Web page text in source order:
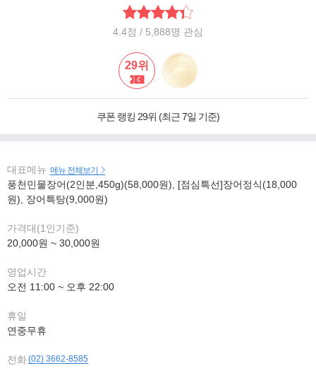
4.4점 / 5,888명 관심
29위
쿠폰 랭킹 29위 (최근 7일 기준)
대표메뉴 메뉴 전체보기
풍천민물장어(2인분,450g)(58,000원), [점심특선]장어정식(18,000
원), 장어특탕(9,000원)
가격대(1인기준)
20,000원 ~ 30,000원
영업시간
오전 11:00 ~ 오후 22:00
휴일
연중무휴
전화(02) 3662-8585